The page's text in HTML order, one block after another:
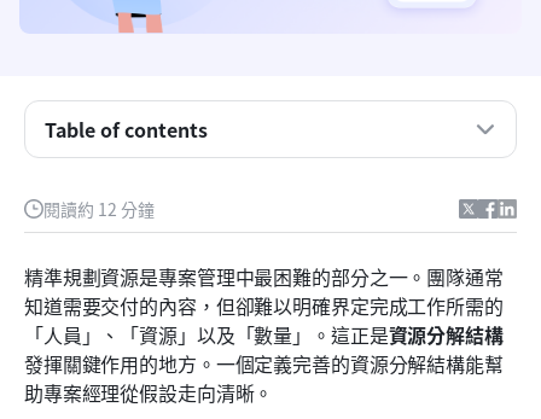
閱讀約 12 分鐘
精準規劃資源是專案管理中最困難的部分之一。團隊通常
知道需要交付的內容，但卻難以明確界定完成工作所需的
「人員」、「資源」以及「數量」。這正是資源分解結構
發揮關鍵作用的地方。一個定義完善的資源分解結構能幫
助專案經理從假設走向清晰。
Table of contents
什麼是資源分解結構？
資源分解結構能解決什麼問題？
資源分解結構中所包含的資源類型
專案管理中的資源分解結構
逐步建立資源分解結構
認識 Lark：輕鬆建立與管理您的資源分解結構
獎勵：可直接使用的資源管理範本